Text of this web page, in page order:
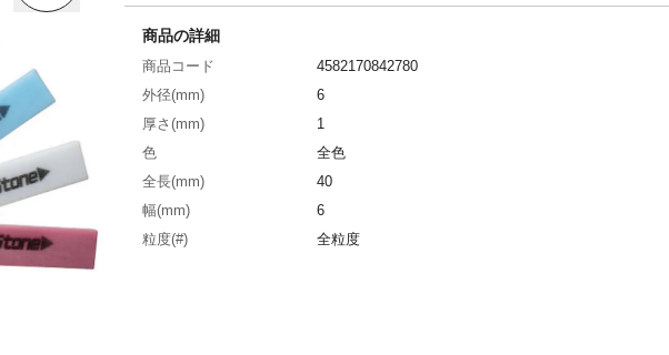
商品の詳細
商品コード
4582170842780
外径(mm)
6
厚さ(mm)
1
色
全色
全長(mm)
40
幅(mm)
6
粒度(#)
全粒度